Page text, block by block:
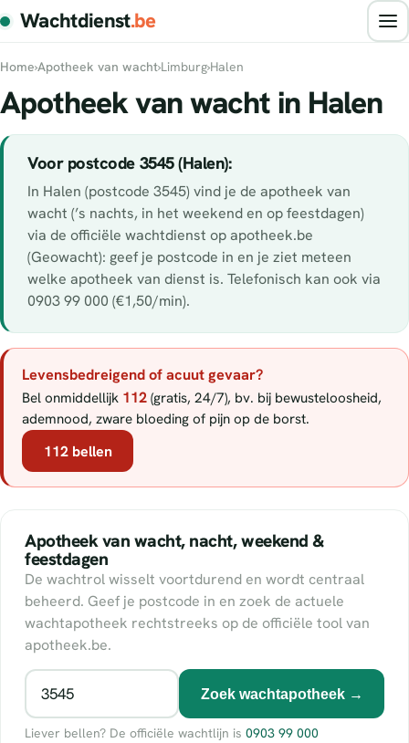
Wachtdienst.be
Home›Apotheek van wacht›Limburg›Halen
Apotheek van wacht in Halen
Voor postcode 3545 (Halen):
In Halen (postcode 3545) vind je de apotheek van
wacht (’s nachts, in het weekend en op feestdagen)
via de officiële wachtdienst op apotheek.be
(Geowacht): geef je postcode in en je ziet meteen
welke apotheek van dienst is. Telefonisch kan ook via
0903 99 000 (€1,50/min).
Levensbedreigend of acuut gevaar?
Bel onmiddellijk 112 (gratis, 24/7), bv. bij bewusteloosheid,
ademnood, zware bloeding of pijn op de borst.
112 bellen
Apotheek van wacht, nacht, weekend &
feestdagen
De wachtrol wisselt voortdurend en wordt centraal
beheerd. Geef je postcode in en zoek de actuele
wachtapotheek rechtstreeks op de officiële tool van
apotheek.be.
Zoek wachtapotheek →
Liever bellen? De officiële wachtlijn is 0903 99 000